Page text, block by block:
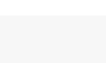
CUT 101–141